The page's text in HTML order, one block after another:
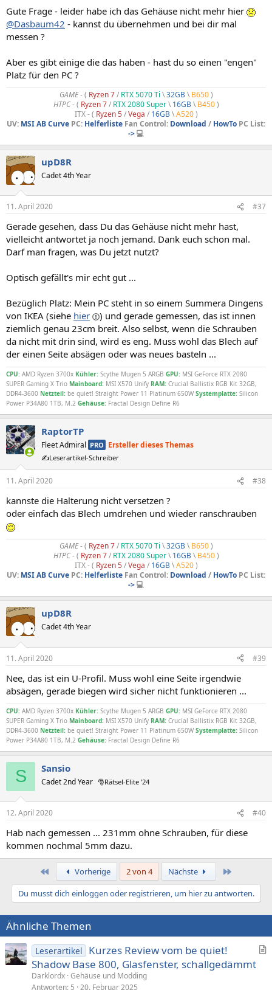
Gute Frage - leider habe ich das Gehäuse nicht mehr hier
@Dasbaum42 - kannst du übernehmen und bei dir mal
messen ?
Aber es gibt einige die das haben - hast du so einen "engen"
Platz für den PC ?
GAME- ( Ryzen 7/ RTX 5070 Ti \32GB\ B650)
HTPC -( Ryzen 7/ RTX 2080 Super\ 16GB\ B450)
ITX - ( Ryzen 5/Vega / 16GB\A520)
UV: MSI AB Curve PC: Helferliste Fan Control: Download / HowTo PC List:
->💻
upD8R
Cadet 4th Year
11. April 2020 #37
Gerade gesehen, dass Du das Gehäuse nicht mehr hast,
vielleicht antwortet ja noch jemand. Dank euch schon mal.
Darf man fragen, was Du jetzt nutzt?
Optisch gefällt's mir echt gut ...
Bezüglich Platz: Mein PC steht in so einem Summera Dingens
von IKEA (siehe hier
) und gerade gemessen, das ist innen
ziemlich genau 23cm breit. Also selbst, wenn die Schrauben
da nicht mit drin sind, wird es eng. Muss wohl das Blech auf
der einen Seite absägen oder was neues basteln ...
CPU: AMD Ryzen 3700x Kühler: Scythe Mugen 5 ARGB GPU: MSI GeForce RTX 2080
SUPER Gaming X Trio Mainboard: MSI X570 Unify RAM: Crucial Ballistix RGB Kit 32GB,
DDR4-3600 Netzteil: be quiet! Straight Power 11 Platinum 650W Systemplatte: Silicon
Power P34A80 1TB, M.2 Gehäuse: Fractal Design Define R6
RaptorTP
Fleet Admiral PRO Ersteller dieses Themas
✍️Leserartikel-Schreiber
11. April 2020 #38
kannste die Halterung nicht versetzen ?
oder einfach das Blech umdrehen und wieder ranschrauben
GAME- ( Ryzen 7/ RTX 5070 Ti \32GB\ B650)
HTPC -( Ryzen 7/ RTX 2080 Super\ 16GB\ B450)
ITX - ( Ryzen 5/Vega / 16GB\A520)
UV: MSI AB Curve PC: Helferliste Fan Control: Download / HowTo PC List:
->💻
upD8R
Cadet 4th Year
11. April 2020 #39
Nee, das ist ein U-Profil. Muss wohl eine Seite irgendwie
absägen, gerade biegen wird sicher nicht funktionieren ...
CPU: AMD Ryzen 3700x Kühler: Scythe Mugen 5 ARGB GPU: MSI GeForce RTX 2080
SUPER Gaming X Trio Mainboard: MSI X570 Unify RAM: Crucial Ballistix RGB Kit 32GB,
DDR4-3600 Netzteil: be quiet! Straight Power 11 Platinum 650W Systemplatte: Silicon
Power P34A80 1TB, M.2 Gehäuse: Fractal Design Define R6
S Sansio
Cadet 2nd Year 🎅Rätsel-Elite ’24
12. April 2020 #40
Hab nach gemessen ... 231mm ohne Schrauben, für diese
kommen nochmal 5mm dazu.
Erste Vorherige 2 von 4 Nächste
Du musst dich einloggen oder registrieren, um hier zu antworten.
Ähnliche Themen
Leserartikel
Kurzes Review vom be quiet!
Shadow Base 800, Glasfenster, schallgedämmt
Darklordx Gehäuse und Modding
Antworten 5 20. Februar 2025